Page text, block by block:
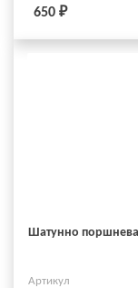
650 ₽
Шатунно
Артикул